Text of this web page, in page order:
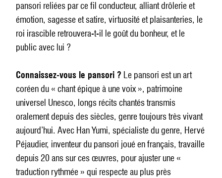
pansori reliées par ce fil conducteur, alliant drôlerie et
émotion, sagesse et satire, virtuosité et plaisanteries, le
roi irascible retrouvera-t-il le goût du bonheur, et le
public avec lui ?
Connaissez-vous le pansori ? Le pansori est un art
coréen du « chant épique à une voix », patrimoine
universel Unesco, longs récits chantés transmis
oralement depuis des siècles, genre toujours très vivant
aujourd’hui. Avec Han Yumi, spécialiste du genre, Hervé
Péjaudier, inventeur du pansori joué en français, travaille
depuis 20 ans sur ces œuvres, pour ajuster une «
traduction rythmée » qui respecte au plus près